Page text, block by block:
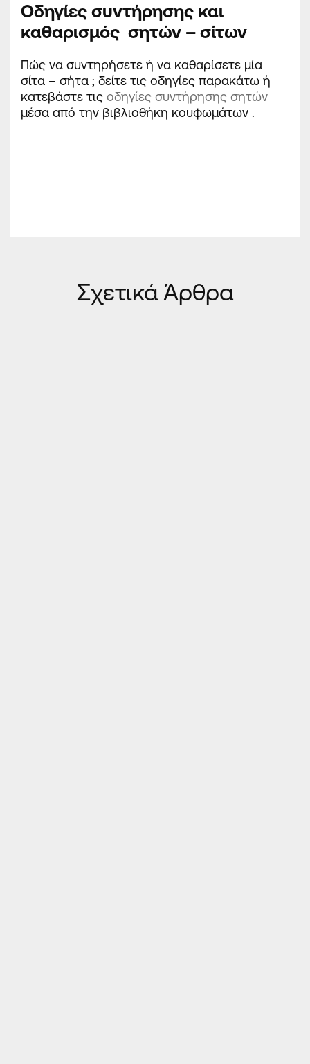
Οδηγίες συντήρησης και
καθαρισμός σητών – σίτων
Πώς να συντηρήσετε ή να καθαρίσετε μία
σίτα – σήτα ; δείτε τις οδηγίες παρακάτω ή
κατεβάστε τις οδηγίες συντήρησης σητών
μέσα από την βιβλιοθήκη κουφωμάτων .
Σχετικά Άρθρα